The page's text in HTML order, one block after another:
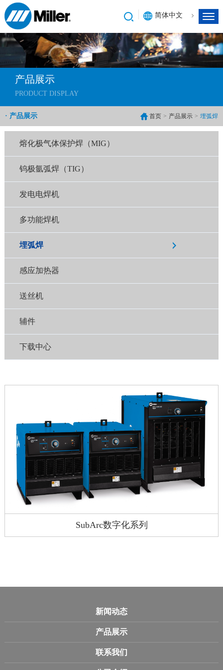
简体中文
产品展示
PRODUCT DISPLAY
· 产品展示 首页 > 产品展示 > 埋弧焊
熔化极气体保护焊（MIG）
钨极氩弧焊（TIG）
发电电焊机
多功能焊机
埋弧焊
感应加热器
送丝机
辅件
下载中心
SubArc数字化系列
新闻动态
产品展示
联系我们